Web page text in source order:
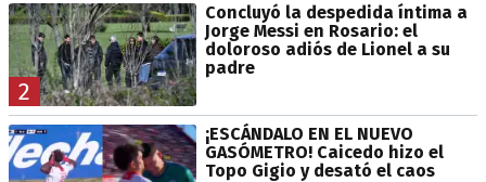
2
Concluyó la despedida íntima a
Jorge Messi en Rosario: el
doloroso adiós de Lionel a su
padre
¡ESCÁNDALO EN EL NUEVO
GASÓMETRO! Caicedo hizo el
Topo Gigio y desató el caos